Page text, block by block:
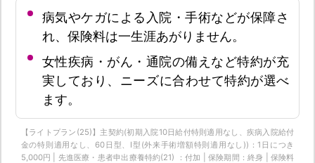
病気やケガによる入院・手術などが保障さ
れ、保険料は一生涯あがりません。
女性疾病・がん・通院の備えなど特約が充
実しており、ニーズに合わせて特約が選べ
ます。
【ライトプラン(25)】主契約(初期入院10日給付特則適用なし、疾病入院給付
金の特則適用なし、60日型、I型(外来手術増額特則適用なし))：1日につき
5,000円 | 先進医療・患者申出療養特約(21) ：付加 | 保険期間：終身 | 保険料